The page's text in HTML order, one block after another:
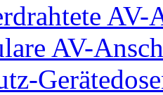
AV-
AV-